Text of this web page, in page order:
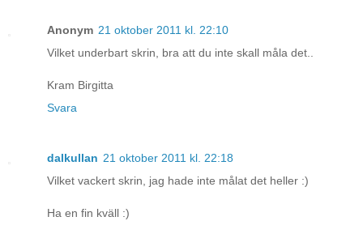
Anonym 21 oktober 2011 kl. 22:10
Vilket underbart skrin, bra att du inte skall måla det..
Kram Birgitta
Svara
dalkullan 21 oktober 2011 kl. 22:18
Vilket vackert skrin, jag hade inte målat det heller :)
Ha en fin kväll :)